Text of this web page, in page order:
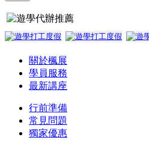
關於楓展
學員服務
最新講座
行前準備
常見問題
獨家優惠